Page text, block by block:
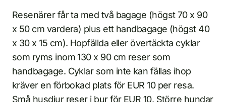
Resenärer får ta med två bagage (högst 70 x 90
x 50 cm vardera) plus ett handbagage (högst 40
x 30 x 15 cm). Hopfällda eller övertäckta cyklar
som ryms inom 130 x 90 cm reser som
handbagage. Cyklar som inte kan fällas ihop
kräver en förbokad plats för EUR 10 per resa.
Små husdjur reser i bur för EUR 10. Större hundar